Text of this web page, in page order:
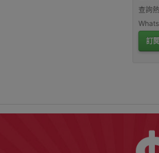
查詢
訂